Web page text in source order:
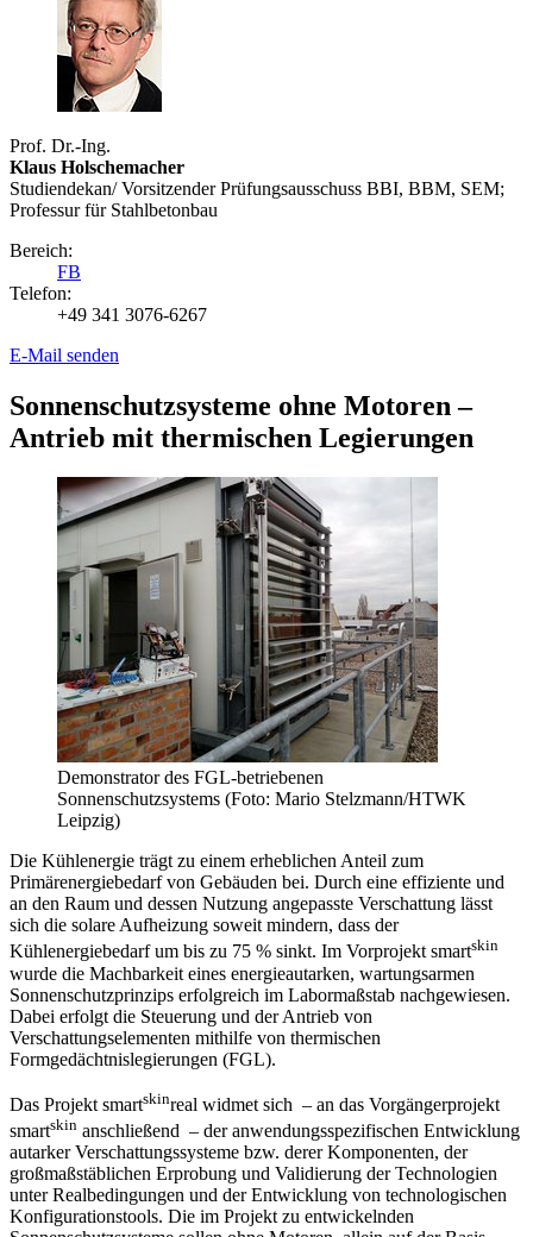
Prof. Dr.-Ing.
Klaus Holschemacher
Studiendekan/ Vorsitzender Prüfungsausschuss BBI, BBM, SEM;
Professur für Stahlbetonbau
Bereich:
FB
Telefon:
+49 341 3076-6267
E-Mail senden
Sonnenschutzsysteme ohne Motoren –
Antrieb mit thermischen Legierungen
Demonstrator des FGL-betriebenen
Sonnenschutzsystems (Foto: Mario Stelzmann/HTWK
Leipzig)
Die Kühlenergie trägt zu einem erheblichen Anteil zum
Primärenergiebedarf von Gebäuden bei. Durch eine effiziente und
an den Raum und dessen Nutzung angepasste Verschattung lässt
sich die solare Aufheizung soweit mindern, dass der
Kühlenergiebedarf um bis zu 75 % sinkt. Im Vorprojekt smartskin
wurde die Machbarkeit eines energieautarken, wartungsarmen
Sonnenschutzprinzips erfolgreich im Labormaßstab nachgewiesen.
Dabei erfolgt die Steuerung und der Antrieb von
Verschattungselementen mithilfe von thermischen
Formgedächtnislegierungen (FGL).
Das Projekt smartskinreal widmet sich – an das Vorgängerprojekt
smartskin anschließend – der anwendungsspezifischen Entwicklung
autarker Verschattungssysteme bzw. derer Komponenten, der
großmaßstäblichen Erprobung und Validierung der Technologien
unter Realbedingungen und der Entwicklung von technologischen
Konfigurationstools. Die im Projekt zu entwickelnden